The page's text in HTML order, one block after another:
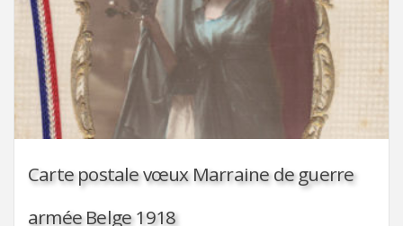
Carte postale vœux Marraine de guerre
armée Belge 1918